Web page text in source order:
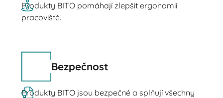
Produkty BITO pomáhají zlepšit ergonomii
pracoviště.
Bezpečnost
Produkty BITO jsou bezpečné a splňují všechny